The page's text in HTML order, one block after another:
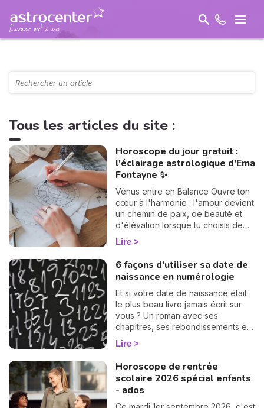
Tous les articles du site :
Horoscope du jour gratuit :
l'éclairage astrologique d'Ema
Fontayne ✨
Vénus entre en Balance Ouvre ton
cœur à l'harmonie : l'amour devient
un chemin de paix, de beauté et
d'élévation lorsque tu choisis de
rencontrer l'autre avec justesse.
Lire
6 façons d'utiliser sa date de
naissance en numérologie
Et si votre date de naissance était
le plus beau livre jamais écrit sur
vous ? Un roman avec ses
chapitres, ses rebondissements et
même quelques cartes cachées
dans la manche. La numérologie
vous aide à en tourner les pages,
une à une. On vous montre
comment… 🔢
Lire
Horoscope de rentrée
scolaire 2026 spécial enfants
- ados